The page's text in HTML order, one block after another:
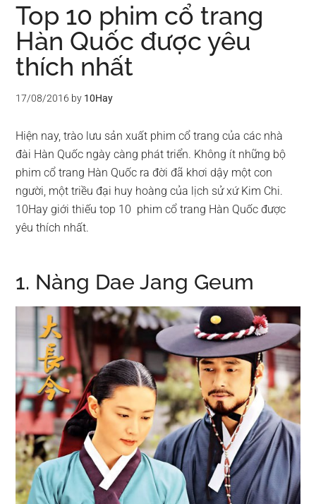
Top 10 phim cổ trang
Hàn Quốc được yêu
thích nhất
17/08/2016 by 10Hay
Hiện nay, trào lưu sản xuất phim cổ trang của các nhà
đài Hàn Quốc ngày càng phát triển. Không ít những bộ
phim cổ trang Hàn Quốc ra đời đã khơi dậy một con
người, một triều đại huy hoàng của lịch sử xứ Kim Chi.
10Hay giới thiếu top 10 phim cổ trang Hàn Quốc được
yêu thích nhất.
1. Nàng Dae Jang Geum